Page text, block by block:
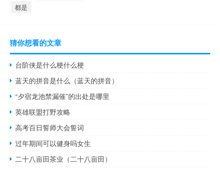
都是
猜你想看的文章
台阶侠是什么梗什么梗
蓝天的拼音是什么（蓝天的拼音）
“夕宿龙池禁漏催”的出处是哪里
英雄联盟打野攻略
高考百日誓师大会誓词
过年期间可以健身吗女生
二十八亩田茶业（二十八亩田）